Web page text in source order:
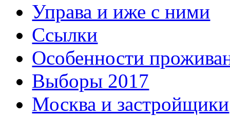
Управа и иже с ними
Ссылки
Особенности
Выборы 2017
Москва и застройщики